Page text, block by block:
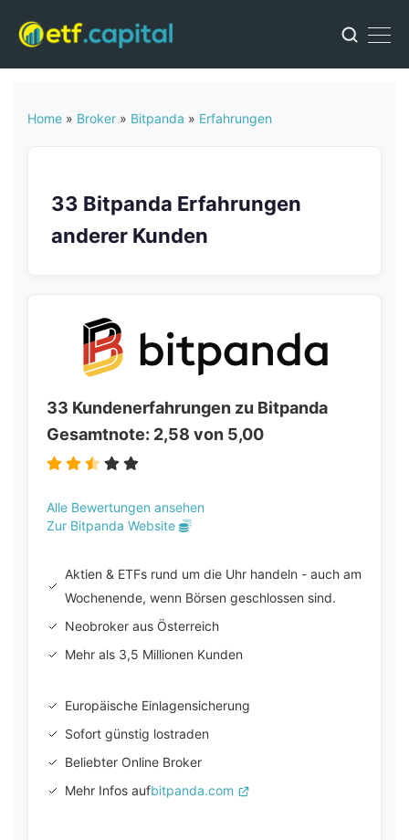
Home » Broker » Bitpanda » Erfahrungen
33 Bitpanda Erfahrungen
anderer Kunden
33 Kundenerfahrungen zu Bitpanda
Gesamtnote: 2,58 von 5,00
Alle Bewertungen ansehen
Zur Bitpanda Website
Aktien & ETFs rund um die Uhr handeln - auch am
Wochenende, wenn Börsen geschlossen sind.
Neobroker aus Österreich
Mehr als 3,5 Millionen Kunden
Europäische Einlagensicherung
Sofort günstig lostraden
Beliebter Online Broker
Mehr Infos aufbitpanda.com